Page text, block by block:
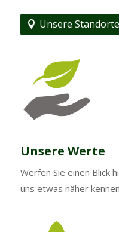
Unsere Standorte
Unsere Werte
Werfen Sie einen Blick
uns etwas näher